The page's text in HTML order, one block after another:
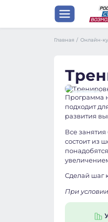
Главная / Онлайн-
Личность
Программа
подходит
развития
Все
состоит из
Сделай шаг
При